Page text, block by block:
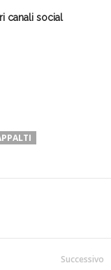
canali social
Successivo